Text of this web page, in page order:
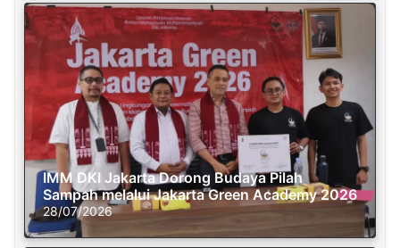
IMM DKI Jakarta Dorong Budaya Pilah
Sampah melalui Jakarta Green Academy 2026
28/07/2026